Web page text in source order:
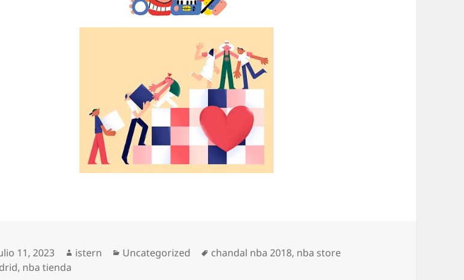
11, 2023 Autor
istern Categorías
Uncategorized Etiquetas
chandal nba 2018, nba store
, nba tienda